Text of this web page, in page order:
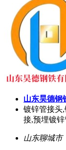
山东昊德钢
镀锌管接头
接,预埋镀
山东聊城市